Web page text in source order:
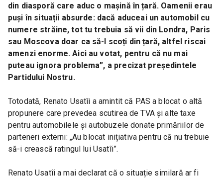
din diasporă care aduc o mașină în țară. Oamenii erau
puși în situații absurde: dacă aduceai un automobil cu
numere străine, tot tu trebuia să vii din Londra, Paris
sau Moscova doar ca să-l scoți din țară, altfel riscai
amenzi enorme. Aici au votat, pentru că nu mai
puteau ignora problema”, a precizat președintele
Partidului Nostru.
Totodată, Renato Usatîi a amintit că PAS a blocat o altă
propunere care prevedea scutirea de TVA și alte taxe
pentru automobilele și autobuzele donate primăriilor de
parteneri externi: „Au blocat inițiativa pentru că nu trebuie
să-i crească ratingul lui Usatîi”.
Renato Usatîi a mai declarat că o situație similară ar fi